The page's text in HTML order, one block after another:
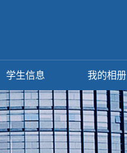
学生信息 我的相册